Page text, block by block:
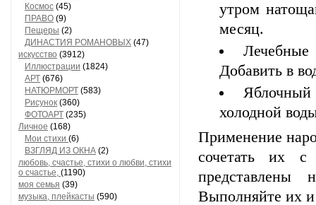
Космос (45)
ПРАВО (9)
Пещеры (2)
ДИНАСТИЯ РОМАНОВЫХ (47)
искусство (3912)
Иллюстрации (1824)
АРТ (676)
НАТЮРМОРТ (583)
Рисунок (360)
ФОТОАРТ (235)
Личное (168)
Мои стихи (6)
ВЗГЛЯД ИЗ ОКНА (2)
любовь, счастье, стихи о любви, стихи
о счастье, (1190)
моя семья (39)
музыка, плейкасты (590)
утром
месяц.
Добавить в
холодной
Применение
сочетать их с
Выполняйте